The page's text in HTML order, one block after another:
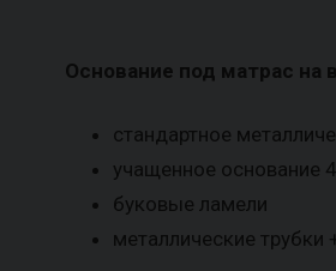
Основание под матрас на
стандартное
учащенное основание
буковые ламели
металлические